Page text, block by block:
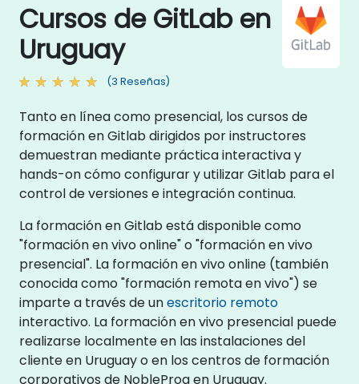
Cursos de GitLab en
Uruguay
(3 Reseñas)
Tanto en línea como presencial, los cursos de
formación en Gitlab dirigidos por instructores
demuestran mediante práctica interactiva y
hands-on cómo configurar y utilizar Gitlab para el
control de versiones e integración continua.
La formación en Gitlab está disponible como
"formación en vivo online" o "formación en vivo
presencial". La formación en vivo online (también
conocida como "formación remota en vivo") se
imparte a través de unescritorio remoto
interactivo. La formación en vivo presencial puede
realizarse localmente en las instalaciones del
cliente en Uruguay o en los centros de formación
corporativos de NobleProg en Uruguay.